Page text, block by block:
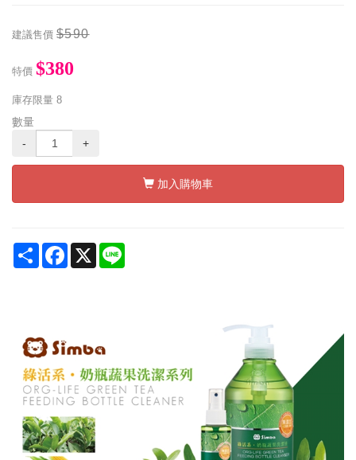
建議售價 $590
特價 $380
庫存限量 8
數量
-
+
加入購物車
Share Facebook
X